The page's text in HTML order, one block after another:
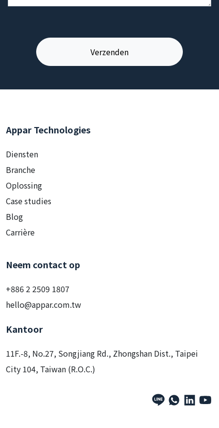
Appar Technologies
Diensten
Branche
Oplossing
Case studies
Blog
Carrière
Neem contact op
+886 2 2509 1807
hello@appar.com.tw
Kantoor
11F.-8, No.27, Songjiang Rd., Zhongshan Dist., Taipei
City 104, Taiwan (R.O.C.)